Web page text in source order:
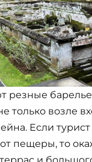
резные
только возле
Если
пещеры, то